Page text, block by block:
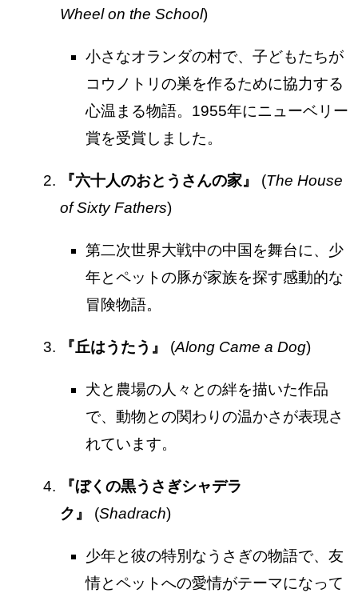
Wheel on the School)
小さなオランダの村で、子どもたちが
コウノトリの巣を作るために協力する
心温まる物語。1955年にニューベリー
賞を受賞しました。
『六十人のおとうさんの家』 (The House
of Sixty Fathers)
第二次世界大戦中の中国を舞台に、少
年とペットの豚が家族を探す感動的な
冒険物語。
『丘はうたう』 (Along Came a Dog)
犬と農場の人々との絆を描いた作品
で、動物との関わりの温かさが表現さ
れています。
『ぼくの黒うさぎシャデラ
ク』
(Shadrach)
少年と彼の特別なうさぎの物語で、友
情とペットへの愛情がテーマになって